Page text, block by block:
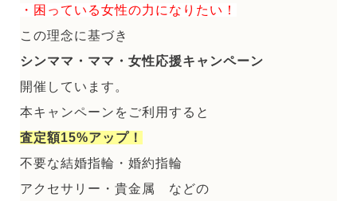
・困っている女性の力になりたい！
この理念に基づき
シンママ・ママ・女性応援キャンペーン
開催しています。
本キャンペーンをご利用すると
査定額15%アップ！
不要な結婚指輪・婚約指輪
アクセサリー・貴金属 などの